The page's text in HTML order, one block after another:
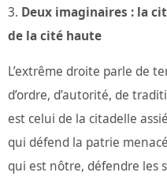
Deux imaginaires : la
de la cité haute
L’extrême droite parle de
d’ordre, d’autorité, de
est celui de la citadelle
qui défend la patrie
qui est nôtre, défendre les